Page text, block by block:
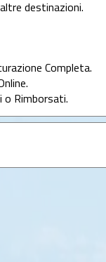
destinazioni.
Completa.
Rimborsati.